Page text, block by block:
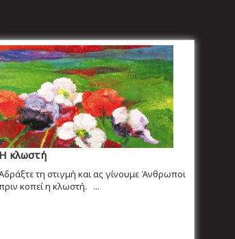
Η κλωστή
τη στιγμή και ας γίνουμε Άνθρωποι
κοπεί η κλωστή. ...